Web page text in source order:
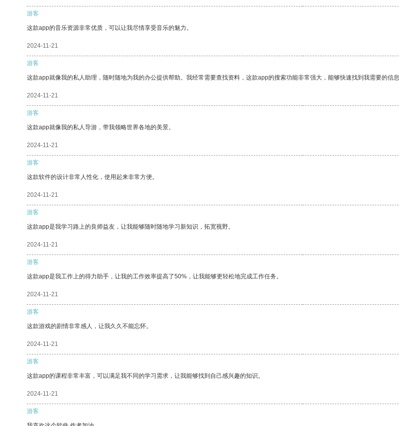
游客
这款app的音乐资源非常优质，可以让我尽情享受音乐的魅力。
2024-11-21
游客
这款app就像我的私人助理，随时随地为我的办公提供帮助。我经常需要查找资料，这款app的搜索功能非常强大，能够快速找到我需要的信息
2024-11-21
游客
这款app就像我的私人导游，带我领略世界各地的美景。
2024-11-21
游客
这款软件的设计非常人性化，使用起来非常方便。
2024-11-21
游客
这款app是我学习路上的良师益友，让我能够随时随地学习新知识，拓宽视野。
2024-11-21
游客
这款app是我工作上的得力助手，让我的工作效率提高了50%，让我能够更轻松地完成工作任务。
2024-11-21
游客
这款游戏的剧情非常感人，让我久久不能忘怀。
2024-11-21
游客
这款app的课程非常丰富，可以满足我不同的学习需求，让我能够找到自己感兴趣的知识。
2024-11-21
游客